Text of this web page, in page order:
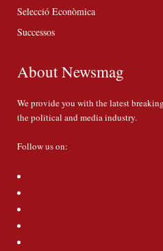
Selecció Econòmica
Successos
About Newsmag
We provide you with the latest
the political and media industry.
Follow us on: